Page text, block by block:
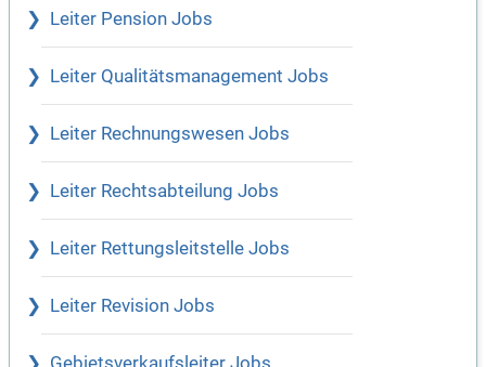
Leiter Pension Jobs
Leiter Qualitätsmanagement Jobs
Leiter Rechnungswesen Jobs
Leiter Rechtsabteilung Jobs
Leiter Rettungsleitstelle Jobs
Leiter Revision Jobs